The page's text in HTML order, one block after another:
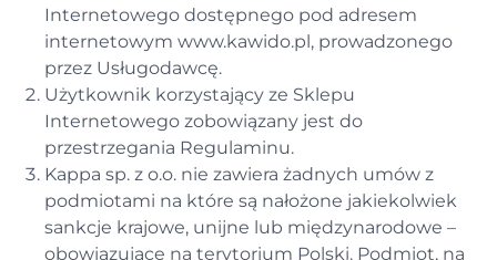
Internetowego dostępnego pod adresem
internetowym www.kawido.pl, prowadzonego
przez Usługodawcę.
Użytkownik korzystający ze Sklepu
Internetowego zobowiązany jest do
przestrzegania Regulaminu.
Kappa sp. z o.o. nie zawiera żadnych umów z
podmiotami na które są nałożone jakiekolwiek
sankcje krajowe, unijne lub międzynarodowe –
obowiązujące na terytorium Polski. Podmiot, na